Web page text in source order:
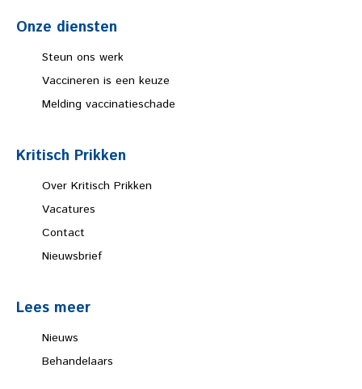
Onze diensten
Steun ons werk
Vaccineren is een keuze
Melding vaccinatieschade
Kritisch Prikken
Over Kritisch Prikken
Vacatures
Contact
Nieuwsbrief
Lees meer
Nieuws
Behandelaars